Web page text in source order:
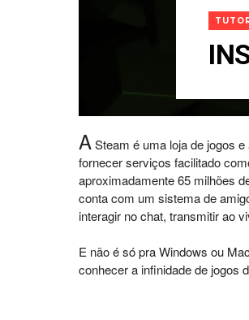
ASteam é uma loja de jogos
fornecer serviços facilitado
aproximadamente 65 milhões
conta com um sistema de
interagir no chat, transmitir ao
E não é só pra Windows ou
conhecer a infinidade de jogos